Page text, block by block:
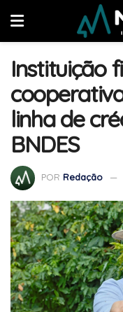
Instituição
linha de
BNDES
POR Redação